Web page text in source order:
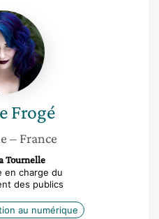
Mylène
Frogé
Frogé
– France
Tournelle
en charge du
des publics
au numérique